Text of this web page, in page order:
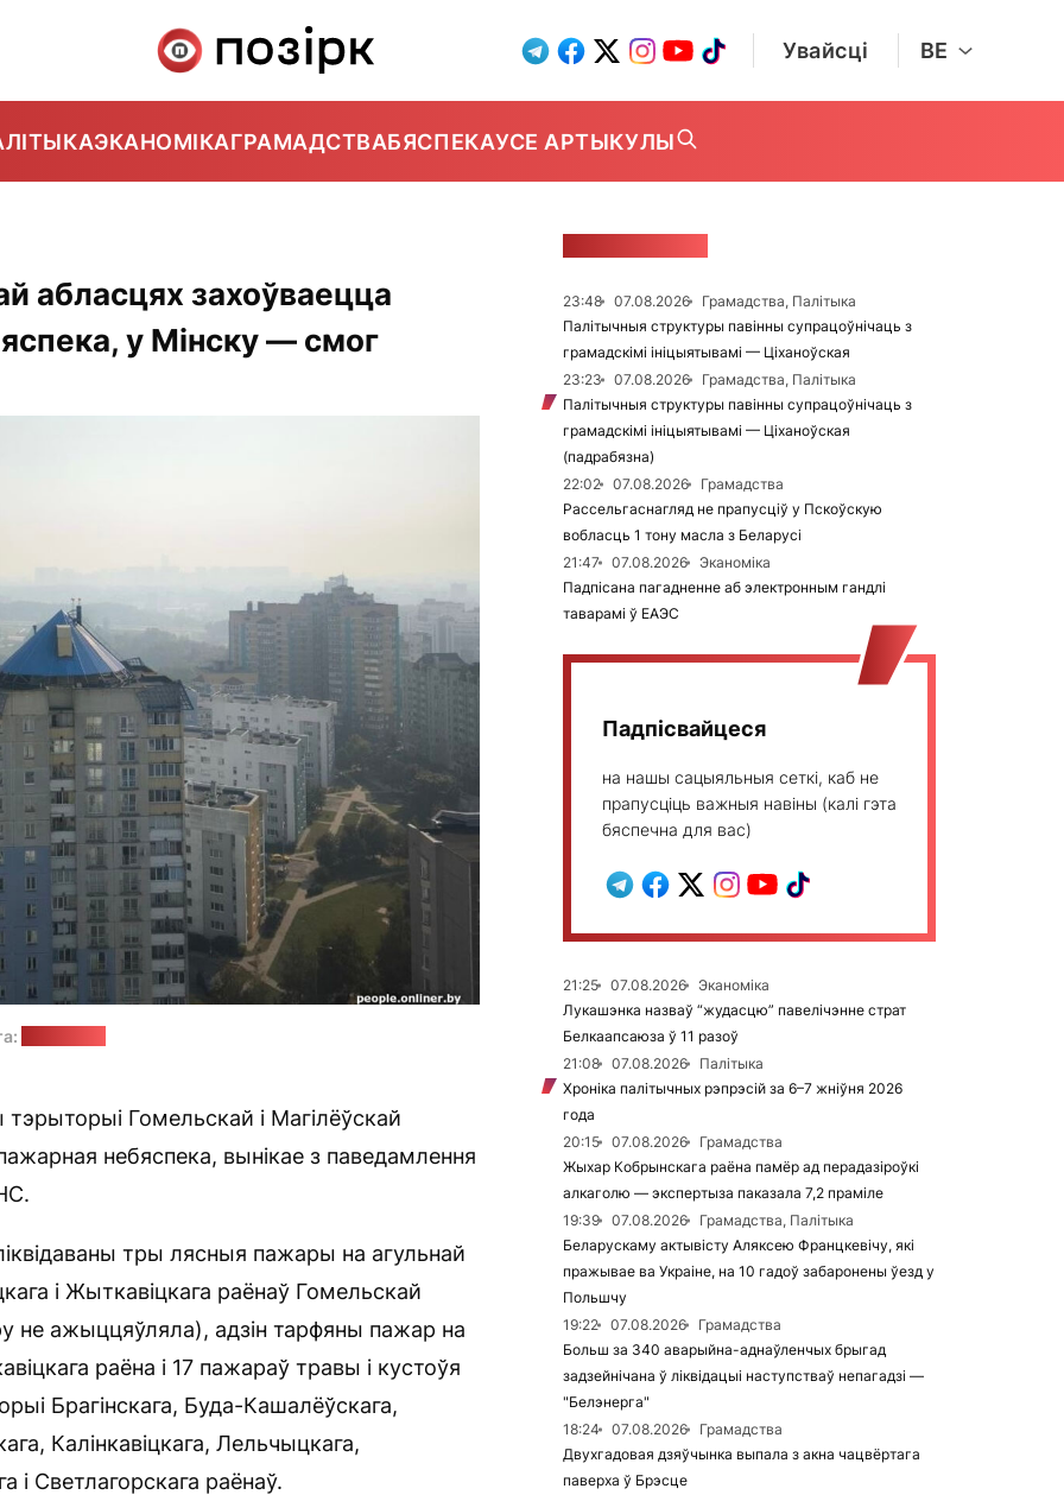
Увайсці BE
ЭКАНОМІКАГРАМАДСТВАБЯСПЕКАУСЕ АРТЫКУЛЫ
абласцях захоўваецца
у Мінску — смог
Гомельскай і Магілёўскай
небяспека, вынікае з паведамлення
тры лясныя пажары на агульнай
і Жыткавіцкага раёнаў Гомельскай
не ажыццяўляла), адзін тарфяны пажар на
раёна і 17 пажараў травы і кустоўя
Брагінскага, Буда-Кашалёўскага,
Калінкавіцкага, Лельчыцкага,
і Светлагорскага раёнаў.
23:48 07.08.2026
Грамадства, Палітыка
Палітычныя структуры павінны супрацоўнічаць з
грамадскімі ініцыятывамі — Ціханоўская
23:23
07.08.2026
Грамадства, Палітыка
Палітычныя структуры павінны супрацоўнічаць з
грамадскімі ініцыятывамі — Ціханоўская
(падрабязна)
22:02
07.08.2026
Грамадства
Рассельгаснагляд не прапусціў у Пскоўскую
вобласць 1 тону масла з Беларусі
21:47
07.08.2026
Эканоміка
Падпісана пагадненне аб электронным гандлі
таварамі ў ЕАЭС
Падпісвайцеся
на нашы сацыяльныя сеткі, каб не
прапусціць важныя навіны (калі гэта
бяспечна для вас)
21:25 07.08.2026
Эканоміка
Лукашэнка назваў “жудасцю” павелічэнне страт
Белкаапсаюза ў 11 разоў
21:08
07.08.2026
Палітыка
Хроніка палітычных рэпрэсій за 6–7 жніўня 2026
года
20:15
07.08.2026
Грамадства
Жыхар Кобрынскага раёна памёр ад перадазіроўкі
алкаголю — экспертыза паказала 7,2 праміле
19:39
07.08.2026
Грамадства, Палітыка
Беларускаму актывісту Аляксею Францкевічу, які
пражывае ва Украіне, на 10 гадоў забаронены ўезд у
Польшчу
19:22
07.08.2026
Грамадства
Больш за 340 аварыйна-аднаўленчых брыгад
задзейнічана ў ліквідацыі наступстваў непагадзі —
"Белэнерга"
18:24
07.08.2026
Грамадства
Двухгадовая дзяўчынка выпала з акна чацвёртага
паверха ў Брэсце